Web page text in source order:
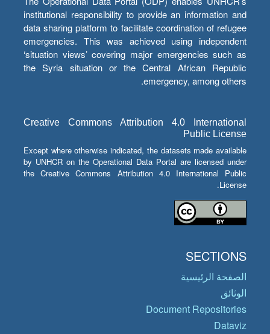
institutional responsibility to provide an information and
data sharing platform to facilitate coordination of refugee
emergencies. This was achieved using independent
‘situation views’ covering major emergencies such as
the Syria situation or the Central African Republic
emergency, among others.
Creative Commons Attribution 4.0 International
Public License
Except where otherwise indicated, the datasets made available
by UNHCR on the Operational Data Portal are licensed under
the Creative Commons Attribution 4.0 International Public
License.
SECTIONS
الصفحة الرئيسية
الوثائق
Document Repositories
Dataviz